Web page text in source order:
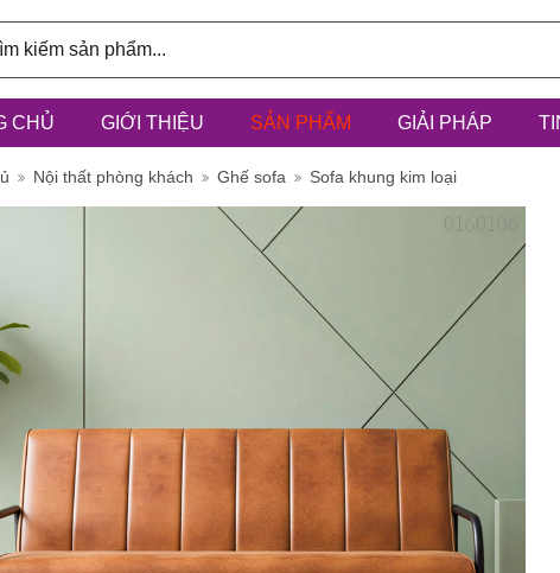
CHỦ GIỚI THIỆU SẢN PHẨM GIẢI PHÁP
3/
Điểm,
Nội thất phòng khách Ghế sofa Sofa khung kim loại